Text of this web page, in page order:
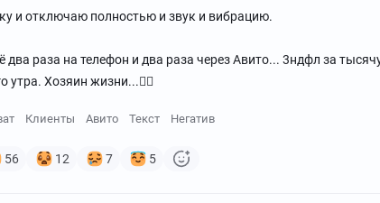
и отключаю полностью и звук и вибрацию.
два раза на телефон и два раза через Авито... 3ндфл за
утра. Хозяин жизни...🤦‍♀️
Клиенты Авито Текст Негатив
56 12 7 5